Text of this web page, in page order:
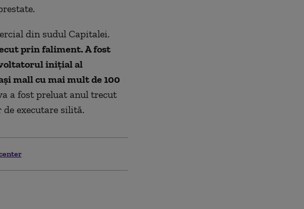
din sudul Capitalei.
prin faliment. A fost
inițial al
mall cu mai mult de 100
a fost preluat anul trecut
executare silită.